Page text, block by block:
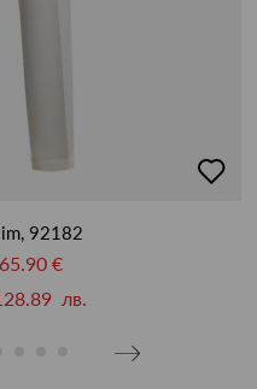
в
92182
65.90 €
лв.